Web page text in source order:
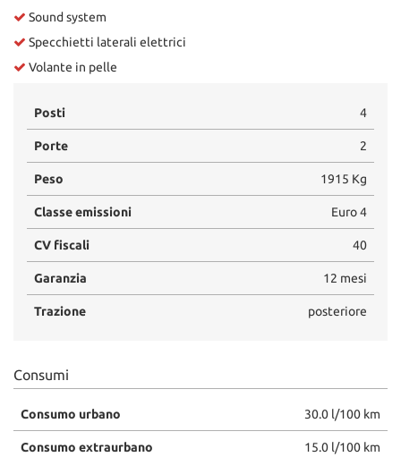
Sound system
Specchietti laterali elettrici
Volante in pelle
Posti 4
Porte 2
Peso 1915 Kg
Classe emissioni Euro 4
CV fiscali 40
Garanzia 12 mesi
Trazione posteriore
Consumi
Consumo urbano 30.0 l/100 km
Consumo extraurbano 15.0 l/100 km